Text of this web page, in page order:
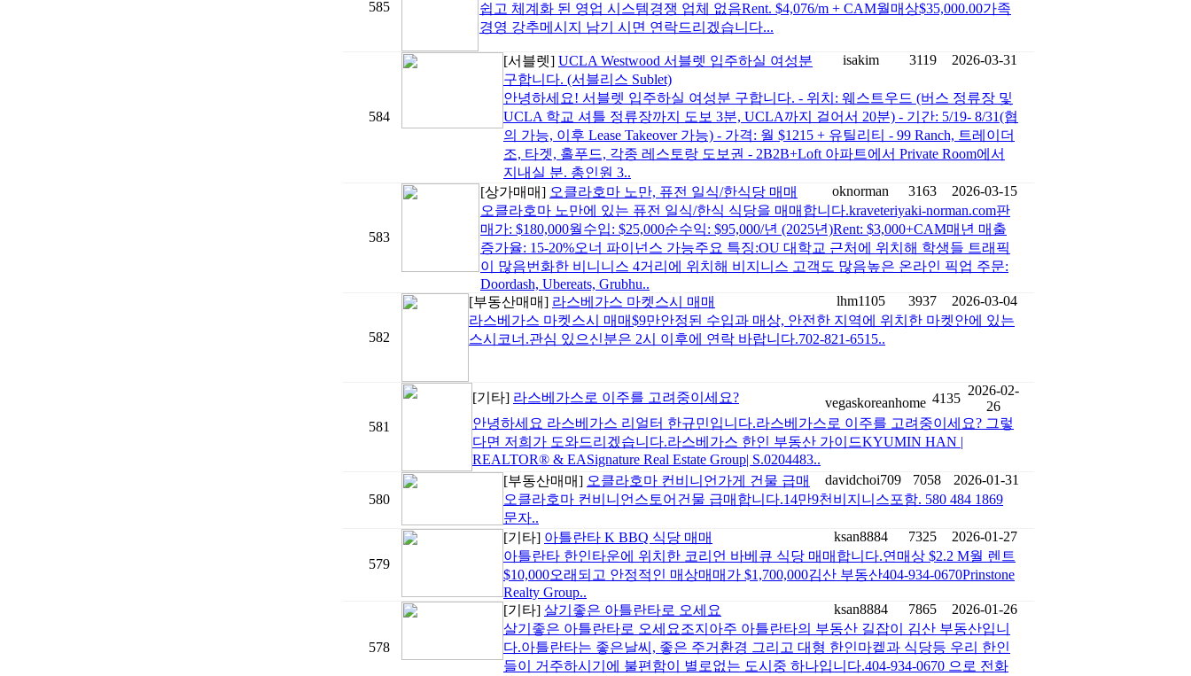
585
쉽고 체계화 된 영업 시스템경쟁 업체 없음Rent. $4,076/m + CAM월매상$35,000.00가족
경영 강추메시지 남기 시면 연락드리겠습니다...
584
[서블렛] UCLA Westwood 서블렛 입주하실 여성분
구합니다. (서블리스 Sublet)
isakim 3119 2026-03-31
안녕하세요! 서블렛 입주하실 여성분 구합니다. - 위치: 웨스트우드 (버스 정류장 및
UCLA 학교 셔틀 정류장까지 도보 3분, UCLA까지 걸어서 20분) - 기간: 5/19- 8/31(협
의 가능, 이후 Lease Takeover 가능) - 가격: 월 $1215 + 유틸리티 - 99 Ranch, 트레이더
조, 타겟, 홀푸드, 각종 레스토랑 도보권 - 2B2B+Loft 아파트에서 Private Room에서
지내실 분. 총인원 3..
583
[상가매매] 오클라호마 노만, 퓨전 일식/한식당 매매 oknorman 3163
2026-03-15
오클라호마 노만에 있는 퓨전 일식/한식 식당을 매매합니다.kraveteriyaki-norman.com판
매가: $180,000월수입: $25,000순수익: $95,000/년 (2025년)Rent: $3,000+CAM매년 매출
증가율: 15-20%오너 파이넌스 가능주요 특징:OU 대학교 근처에 위치해 학생들 트래픽
이 많음번화한 비니니스 4거리에 위치해 비지니스 고객도 많음높은 온라인 픽업 주문:
Doordash, Ubereats, Grubhu..
582
[부동산매매] 라스베가스 마켓스시 매매 lhm1105 3937
2026-03-04
라스베가스 마켓스시 매매$9만안정된 수입과 매상, 안전한 지역에 위치한 마켓안에 있는
스시코너.관심 있으신분은 2시 이후에 연락 바랍니다.702-821-6515..
581
[기타] 라스베가스로 이주를 고려중이세요? vegaskoreanhome 4135
2026-02-
26
안녕하세요 라스베가스 리얼터 한규민입니다.라스베가스로 이주를 고려중이세요? 그렇
다면 저희가 도와드리겠습니다.라스베가스 한인 부동산 가이드KYUMIN HAN |
REALTOR® & EASignature Real Estate Group| S.0204483..
580
[부동산매매] 오클라호마 컨비니언가게 건물 급매 davidchoi709 7058
2026-01-31
오클라호마 컨비니언스토어건물 급매합니다.14만9천비지니스포함. 580 484 1869
문자..
579
[기타] 아틀란타 K BBQ 식당 매매 ksan8884 7325
2026-01-27
아틀란타 한인타운에 위치한 코리언 바베큐 식당 매매합니다.연매상 $2.2 M월 렌트
$10,000오래되고 안정적인 매상매매가 $1,700,000김산 부동산404-934-0670Prinstone
Realty Group..
578
[기타] 살기좋은 아틀란타로 오세요 ksan8884 7865
2026-01-26
살기좋은 아틀란타로 오세요조지아주 아틀란타의 부동산 길잡이 김산 부동산입니
다.아틀란타는 좋은날씨, 좋은 주거환경 그리고 대형 한인마켙과 식당등 우리 한인
들이 거주하시기에 불편함이 별로없는 도시중 하나입니다.404-934-0670 으로 전화